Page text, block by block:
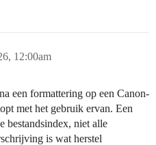
12:00am
een formattering op een Canon-
met het gebruik ervan. Een
bestandsindex, niet alle
is wat herstel